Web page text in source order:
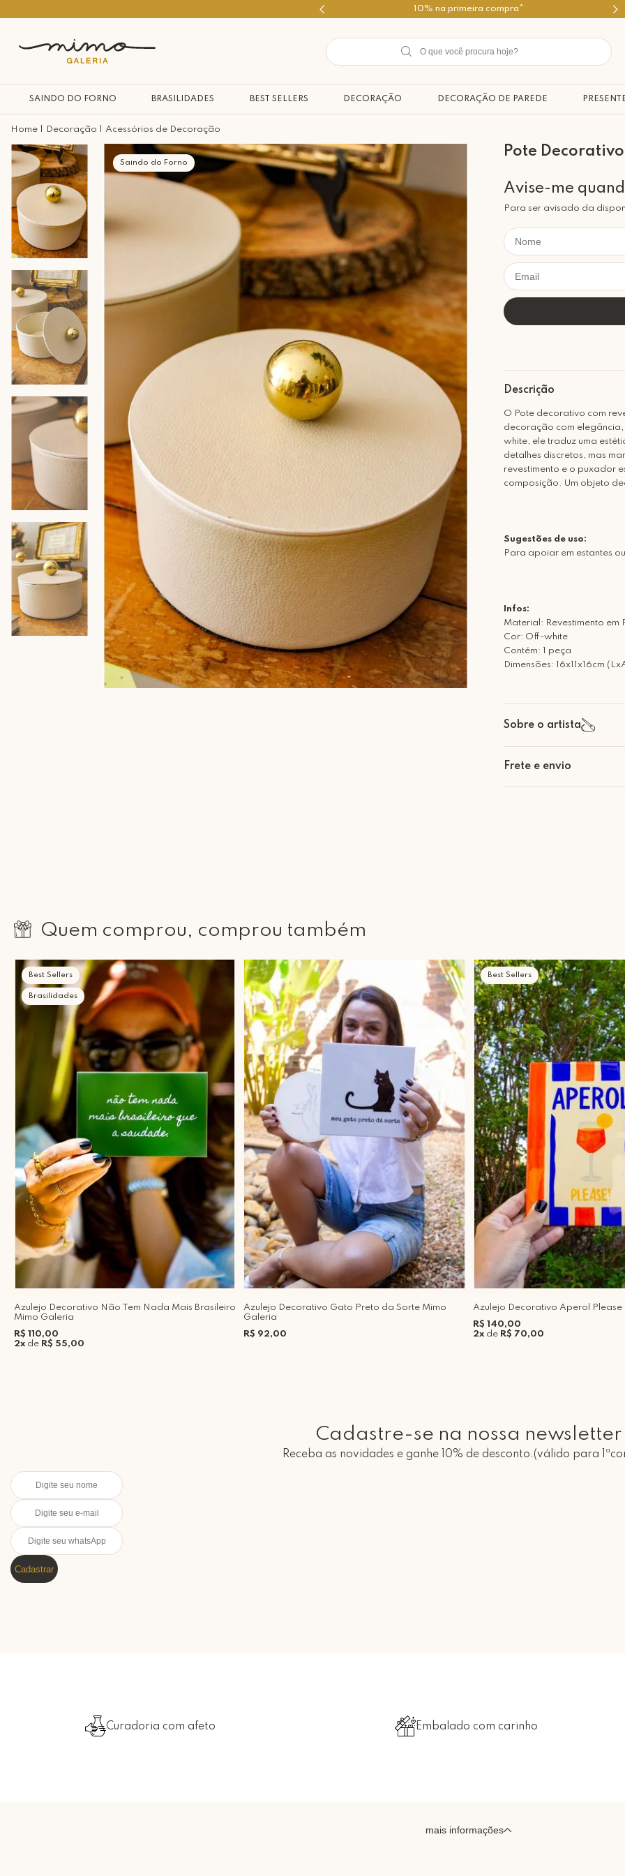
10% na primeira compra*
SAINDO DO FORNO BRASILIDADES BEST SELLERS DECORAÇÃO DECORAÇÃO DE PAREDE
Decoração Acessórios de Decoração
Saindo do Forno
Pote
Para ser avisado da
Descrição
O Pote decorativo com
decoração com
white, ele traduz uma
detalhes discretos, mas
revestimento e o puxador
composição. Um objeto
Sugestões de uso:
Para apoiar em estantes
Infos:
Material: Revestimento em
Cor: Off-white
Contém: 1 peça
Dimensões: 16x11x16cm
Sobre o artista
Frete e envio
Quem comprou, comprou também
Best Sellers
Brasilidades
Azulejo Decorativo Não Tem Nada Mais Brasileiro
Mimo Galeria
R$ 110,00
2xde R$ 55,00
Azulejo Decorativo Gato Preto da Sorte Mimo
Galeria
R$ 92,00
Best Sellers
Azulejo Decorativo Aperol Please
R$ 140,00
2xde R$ 70,00
Cadastre-se na nossa newsletter
Receba as novidades e ganhe 10% de desconto.(válido para
Cadastrar
Curadoria com afeto Embalado com carinho
mais informações